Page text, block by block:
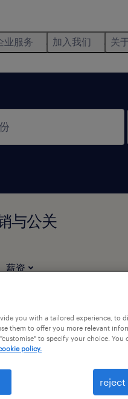
业服务 加入我们 关
与公关
薪资
Senior Marketing
上海, Shanghai
CNY720,000 -
you with a tailored experience, to
them to offer you more relevant
to specify your choice.
policy.
reject